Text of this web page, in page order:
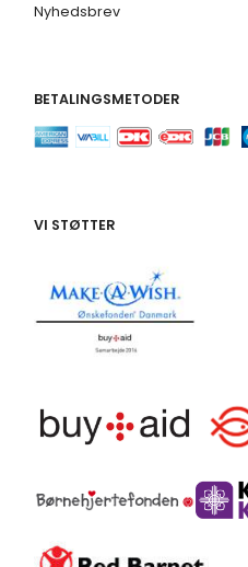
Nyhedsbrev
BETALINGSMETODER
VI STØTTER